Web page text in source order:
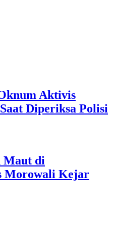
Aktivis
Diperiksa Polisi
Maut di
Morowali Kejar